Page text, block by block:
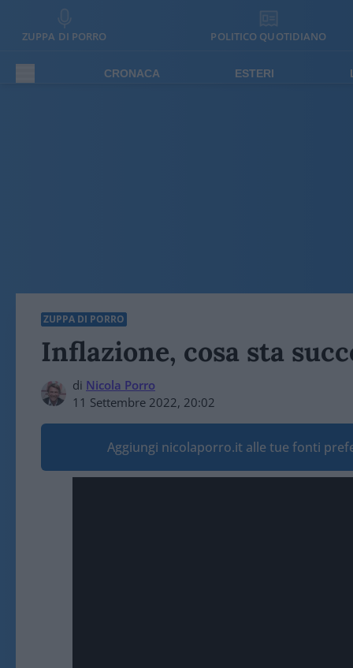
ZUPPA DI PORRO POLITICO QUOTIDIANO
CRONACA ESTERI
ZUPPA DI PORRO
Inflazione, cosa sta
di Nicola Porro
11 Settembre 2022, 20:02
Aggiungi nicolaporro.it alle tue fonti